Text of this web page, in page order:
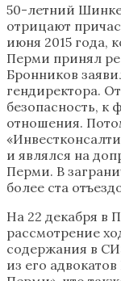
50-летний
отрицают
июня 2015 года,
Перми принял
Бронников
гендиректора.
безопасность, к
отношения.
и являлся на
Перми. В
более ста
На 22 декабря в
рассмотрение
содержания в
из его